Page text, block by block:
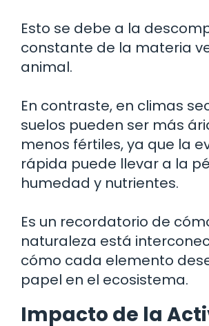
Esto se debe a la
constante de la materia
animal.
En contraste, en climas
suelos pueden ser más
menos fértiles, ya que la
rápida puede llevar a la
humedad y nutrientes.
Es un recordatorio de
naturaleza está
cómo cada elemento
papel en el ecosistema.
Impacto de la